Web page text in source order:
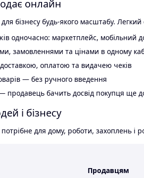
онлайн
бізнесу будь-якого масштабу.
одночасно: маркетплейс, мобільний
замовленнями та цінами в одному
доставкою, оплатою та видачею чеків
— без ручного введення
продавець бачить досвід покупця ще
і бізнесу
для дому, роботи, захоплень і
Продавцям